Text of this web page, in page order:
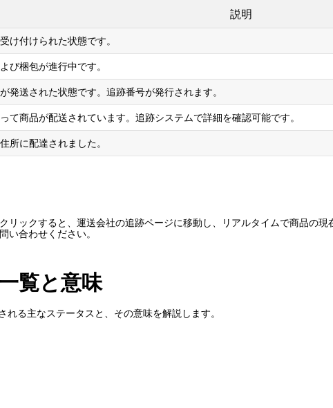
説明
け付けられた状態です。
び梱包が進行中です。
発送された状態です。追跡番号が発行されます。
て商品が配送されています。追跡システムで詳細を確認可能です。
所に配達されました。
リックすると、運送会社の追跡ページに移動し、リアルタイムで商品の
い合わせください。
覧と意味
る主なステータスと、その意味を解説します。